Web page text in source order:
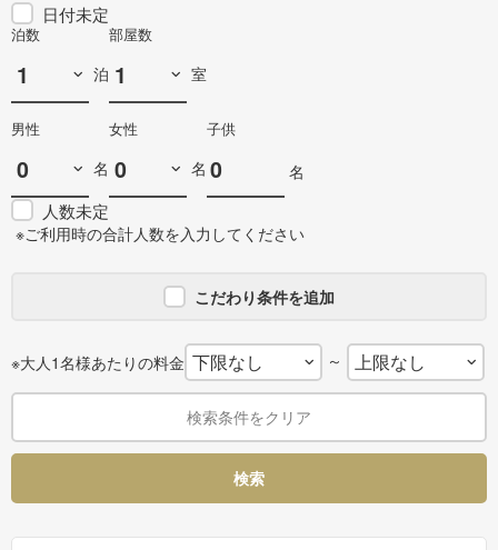
日付未定
泊数
泊
部屋数
室
男性
名
女性
名
子供
名
人数未定
※ご利用時の合計人数を入力してください
こだわり条件を追加
※大人1名様あたりの料金 ～
検索条件をクリア
検索